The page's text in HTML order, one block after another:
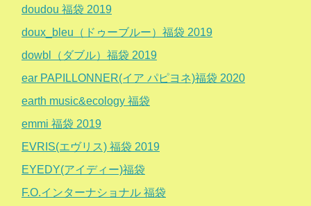
doudou 福袋 2019
doux_bleu（ドゥーブルー）福袋 2019
dowbl（ダブル）福袋 2019
ear PAPILLONNER(イア パピヨネ)福袋 2020
earth music&ecology 福袋
emmi 福袋 2019
EVRIS(エヴリス) 福袋 2019
EYEDY(アイディー)福袋
F.O.インターナショナル 福袋